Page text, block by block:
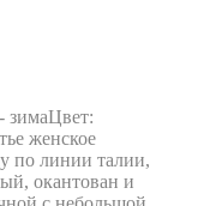
зимаЦвет:
женское
по линии талии,
окантован и